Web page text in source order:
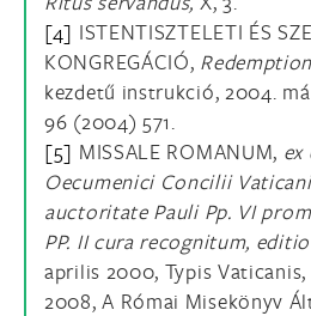
[4] ISTENTISZTELETI ÉS
KONGREGÁCIÓ,
kezdetű instrukció, 2004.
96 (2004) 571.
[5] MISSALE ROMANUM,
Oecumenici Concilii
auctoritate Pauli Pp. VI
PP. II cura recognitum,
aprilis 2000, Typis
2008, A Római Misekönyv